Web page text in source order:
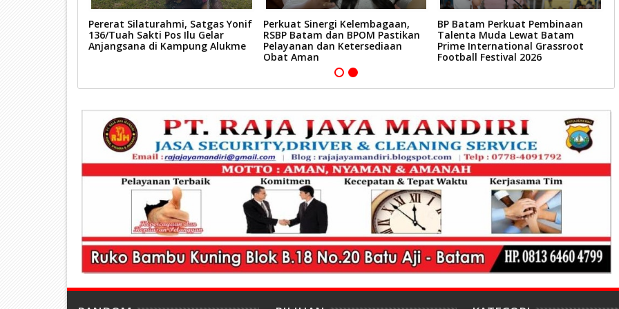
Pererat Silaturahmi, Satgas Yonif
136/Tuah Sakti Pos Ilu Gelar
Anjangsana di Kampung Alukme
Perkuat Sinergi Kelembagaan,
RSBP Batam dan BPOM Pastikan
Pelayanan dan Ketersediaan
Obat Aman
BP Batam Perkuat Pembinaan
Talenta Muda Lewat Batam
Prime International Grassroot
Football Festival 2026